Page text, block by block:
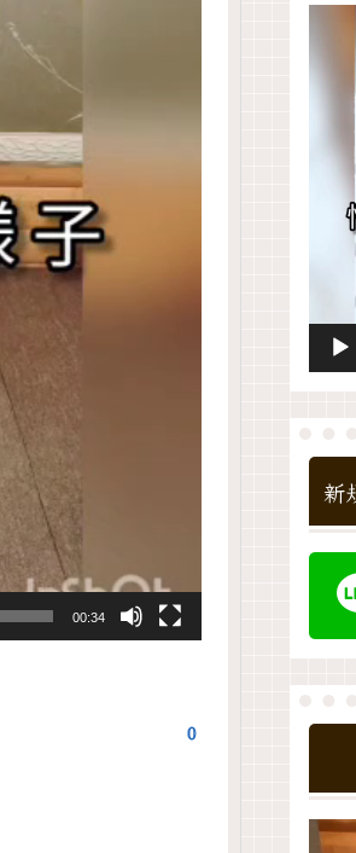
00:34
0
新
動